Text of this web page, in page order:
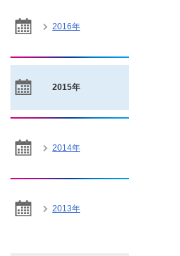
2016年
2015年
2014年
2013年